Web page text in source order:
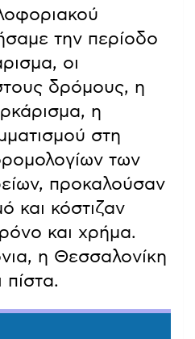
την περίοδο
οι
δρόμους, η
η
στη
των
προκαλούσαν
και κόστιζαν
και χρήμα.
η Θεσσαλονίκη